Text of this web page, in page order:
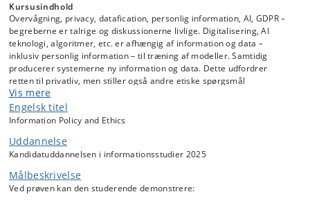
Kursusindhold
Overvågning, privacy, datafication, personlig information, AI, GDPR –
begreberne er talrige og diskussionerne livlige. Digitalisering, AI
teknologi, algoritmer, etc. er afhængig af information og data –
inklusiv personlig information – til træning af modeller. Samtidig
producerer systemerne ny information og data. Dette udfordrer
retten til privatliv, men stiller også andre etiske spørgsmål
vedrørende overvågning, inklusion, retfærdighed og sikkerhed, samt
hvordan vi udvikler, implementerer og anvender nye teknologier.
Informationspolitik og -etik undersøger teoretiske og praktiske
konsekvenser af fremkomsten af digitale teknologier inklusiv ændrede
vilkår for mennesker og samfund. Den øgede digitalisering kalder på
afdelingen) og resten af en given organisation. Denne kompetence
kræver etisk og teknologisk forståelse, samt indblik i politisk
Vis mere
Engelsk titel
Information Policy and Ethics
Uddannelse
Kandidatuddannelsen i informationsstudier 2025
Målbeskrivelse
Ved prøven kan den studerende demonstrere: